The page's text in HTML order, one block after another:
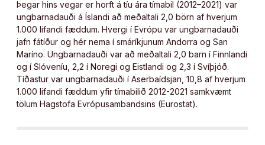
Þegar hins vegar er horft á tíu ára tímabil (2012–2021) var
ungbarnadauði á Íslandi að meðaltali 2,0 börn af hverjum
1.000 lifandi fæddum. Hvergi í Evrópu var ungbarnadauði
jafn fátíður og hér nema í smáríkjunum Andorra og San
Maríno. Ungbarnadauði var að meðaltali 2,0 barn í Finnlandi
og í Slóveníu, 2,2 í Noregi og Eistlandi og 2,3 í Svíþjóð.
Tíðastur var ungbarnadauði í Aserbaídsjan, 10,8 af hverjum
1.000 lifandi fæddum yfir tímabilið 2012-2021 samkvæmt
tölum Hagstofa Evrópusambandsins (Eurostat).